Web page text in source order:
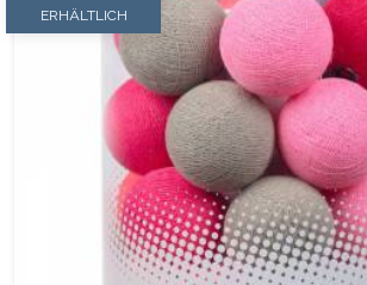
ERHÄLTLICH